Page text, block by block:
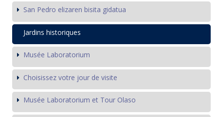
San Pedro elizaren bisita gidatua
Jardins historiques
Musée Laboratorium
Choisissez votre jour de visite
Musée Laboratorium et Tour Olaso